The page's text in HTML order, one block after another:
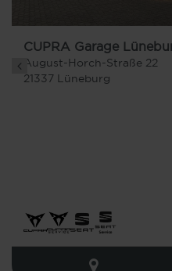
CUPRA Garage
August-Horch-Straße 22
21337 Lüneburg